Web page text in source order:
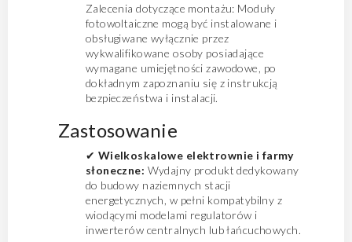
Zalecenia dotyczące montażu: Moduły
fotowoltaiczne mogą być instalowane i
obsługiwane wyłącznie przez
wykwalifikowane osoby posiadające
wymagane umiejętności zawodowe, po
dokładnym zapoznaniu się z instrukcją
bezpieczeństwa i instalacji.
Zastosowanie
✔ Wielkoskalowe elektrownie i farmy
słoneczne: Wydajny produkt dedykowany
do budowy naziemnych stacji
energetycznych, w pełni kompatybilny z
wiodącymi modelami regulatorów i
inwerterów centralnych lub łańcuchowych.